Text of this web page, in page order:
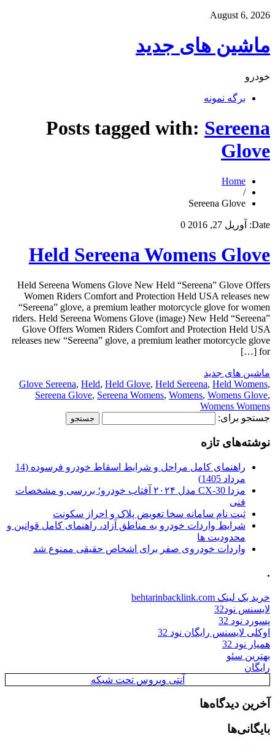
August 6, 2026
ماشین های جدید
خودرو
برگه نمونه
Posts tagged with: Sereena
Glove
Home
/
Sereena Glove
Date: آوریل 27, 2016 0
Held Sereena Womens Glove
Held Sereena Womens Glove New Held “Sereena” Glove Offers
Women Riders Comfort and Protection Held USA releases new
“Sereena” glove, a premium leather motorcycle glove for women
riders. Held Sereena Womens Glove (image) New Held “Sereena”
Glove Offers Women Riders Comfort and Protection Held USA
releases new “Sereena” glove, a premium leather motorcycle glove
for […]
ماشین های جدید
Glove Sereena, Held, Held Glove, Held Sereena, Held Womens,
Sereena Glove, Sereena Womens, Womens, Womens Glove,
Womens Womens
جستجو برای:
نوشته‌های تازه
راهنمای کامل مراحل و شرایط اسقاط خودرو فرسوده (14
مرداد 1405)
مزدا CX-30 مدل ۲۰۲۴ آفتاب خودرو؛ بررسی و مشخصات
فنی
ثبت نام سامانه سخا تعویض پلاک و احراز سکونت
شرایط واردات خودرو به مناطق آزاد، راهنمای کامل قوانین و
محدودیت ها
واردات خودروی صفر برای اشخاص حقیقی ممنوع شد
.
خرید بک لینک behtarinbacklink.com
لایسنس نود32
پسورد نود 32
اوکلی لایسنس رایگان نود 32
همیار نود 32
بهترین سئو
رایگان
آنتی ویروس تحت شبکه
آخرین دیدگاه‌ها
بایگانی‌ها